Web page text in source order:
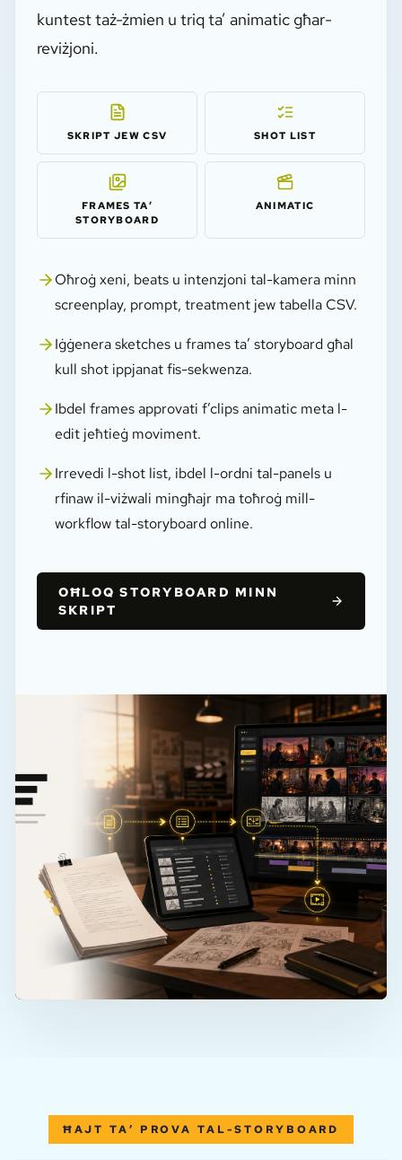
kuntest taż-żmien u triq ta’ animatic għar-
reviżjoni.
SKRIPT JEW CSV SHOT LIST
FRAMES TA’
STORYBOARD
ANIMATIC
Oħroġ xeni, beats u intenzjoni tal-kamera minn
screenplay, prompt, treatment jew tabella CSV.
Iġġenera sketches u frames ta’ storyboard għal
kull shot ippjanat fis-sekwenza.
Ibdel frames approvati f’clips animatic meta l-
edit jeħtieġ moviment.
Irrevedi l-shot list, ibdel l-ordni tal-panels u
rfinaw il-viżwali mingħajr ma toħroġ mill-
workflow tal-storyboard online.
OĦLOQ STORYBOARD MINN
SKRIPT
ĦAJT TA’ PROVA TAL-STORYBOARD